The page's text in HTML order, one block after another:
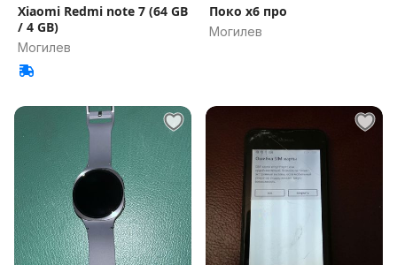
Xiaomi Redmi note 7 (64 GB
/ 4 GB)
Могилев
Поко х6 про
Могилев